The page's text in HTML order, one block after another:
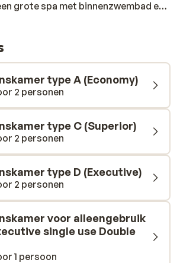
grote spa met binnenzwembad en
en een geweldig restaurant is dit
Alle kamers zijn zeer verzorgd en
en beschikken naast een fijne,
ook over een balkon met een
type A (Economy)
2 personen
type C (Superior)
2 personen
type D (Executive)
2 personen
voor alleengebruik
single use Double
1 persoon